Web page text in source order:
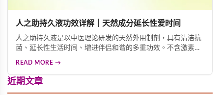
人之助持久液功效详解｜天然成分延长性爱时间
人之助持久液是以中医理论研发的天然外用制剂，具有清洁抗
菌、延长性生活时间、增进伴侣和谐的多重功效。不含激素成
READ MORE →
近期文章